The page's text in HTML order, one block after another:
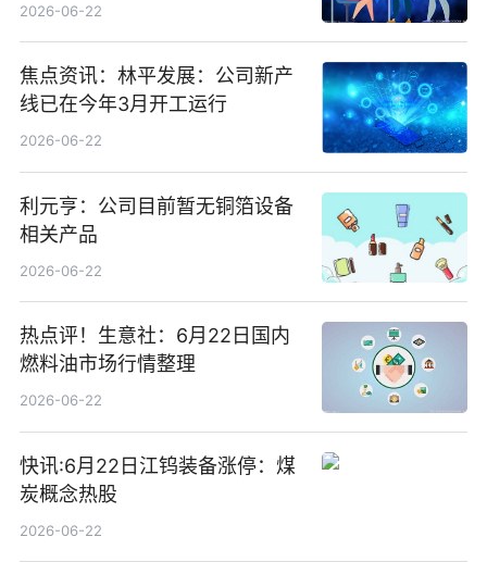
2026-06-22
焦点资讯：林平发展：公司新产
线已在今年3月开工运行
2026-06-22
利元亨：公司目前暂无铜箔设备
相关产品
2026-06-22
热点评！生意社：6月22日国内
燃料油市场行情整理
2026-06-22
快讯:6月22日江钨装备涨停：煤
炭概念热股
2026-06-22